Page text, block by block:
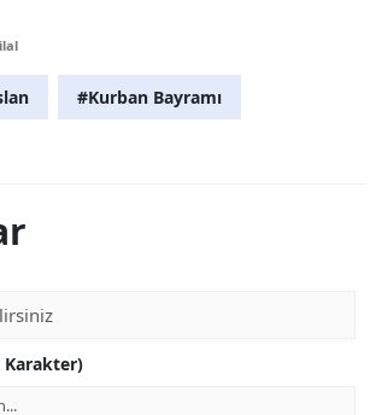
#Kurban Bayramı
Karakter)